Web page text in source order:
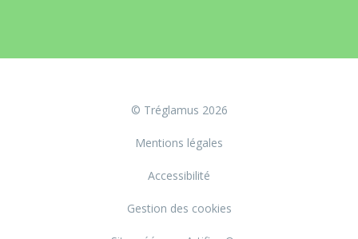
© Tréglamus 2026
Mentions légales
Accessibilité
Gestion des cookies